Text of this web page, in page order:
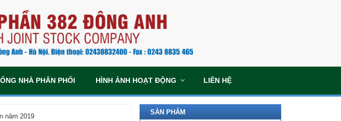
NHÀ PHÂN PHỐI HÌNH ẢNH HOẠT ĐỘNG LIÊN HỆ
năm 2019
SẢN PHẨM